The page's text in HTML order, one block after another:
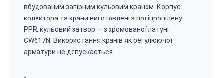
вбудованим запірним кульовим краном. Корпус
колектора та крани виготовлені з поліпропілену
PPR, кульовий затвор — з хромованої латуні
CW617N. Використання кранів як регулюючої
арматури не допускається.